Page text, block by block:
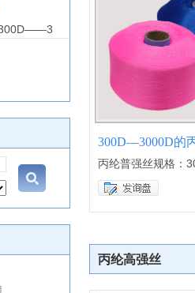
丝，丙
300D—3000D的
丙纶普强丝规格
丙纶高强丝